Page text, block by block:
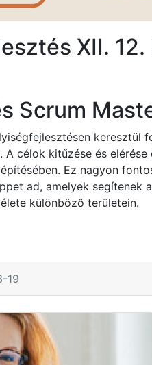
XII.
Scrum
keresztül
A célok kitűzése és
Ez nagyon
ad, amelyek segítenek
különböző területein.
19